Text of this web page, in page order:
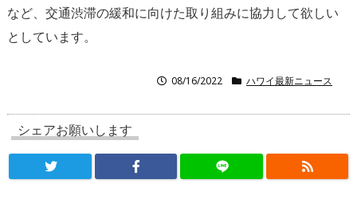
など、交通渋滞の緩和に向けた取り組みに協力して欲しい
としています。
08/16/2022 ハワイ最新ニュース
シェアお願いします